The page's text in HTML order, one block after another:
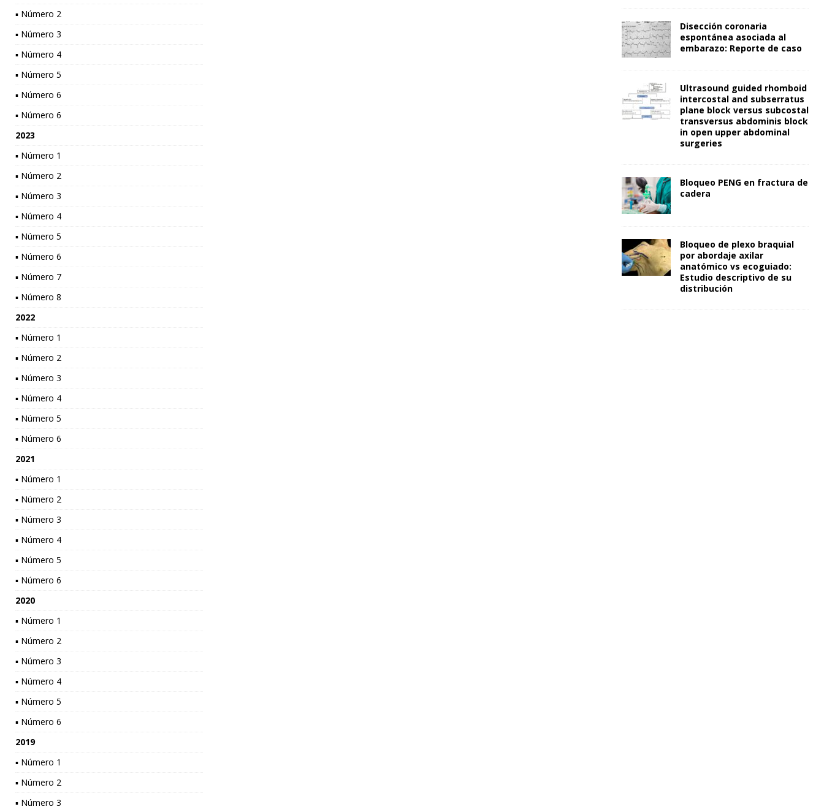
▪ Número 2
▪ Número 3
▪ Número 4
▪ Número 5
▪ Número 6
▪ Número 6
2023
▪ Número 1
▪ Número 2
▪ Número 3
▪ Número 4
▪ Número 5
▪ Número 6
▪ Número 7
▪ Número 8
2022
▪ Número 1
▪ Número 2
▪ Número 3
▪ Número 4
▪ Número 5
▪ Número 6
2021
▪ Número 1
▪ Número 2
▪ Número 3
▪ Número 4
▪ Número 5
▪ Número 6
2020
▪ Número 1
▪ Número 2
▪ Número 3
▪ Número 4
▪ Número 5
▪ Número 6
2019
▪ Número 1
▪ Número 2
▪ Número 3
Disección coronaria
espontánea asociada al
embarazo: Reporte de caso
Ultrasound guided rhomboid
intercostal and subserratus
plane block versus subcostal
transversus abdominis block
in open upper abdominal
surgeries
Bloqueo PENG en fractura de
cadera
Bloqueo de plexo braquial
por abordaje axilar
anatómico vs ecoguiado:
Estudio descriptivo de su
distribución